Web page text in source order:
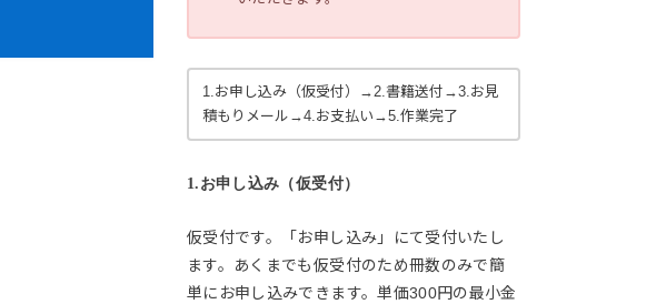
1.お申し込み（仮受付）→2.書籍送付→3.お見
積もりメール→4.お支払い→5.作業完了
1.お申し込み（仮受付）
仮受付です。「お申し込み」にて受付いたし
ます。あくまでも仮受付のため冊数のみで簡
単にお申し込みできます。単価300円の最小金